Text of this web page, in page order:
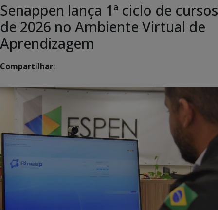
Senappen lança 1ª ciclo de cursos
de 2026 no Ambiente Virtual de
Aprendizagem
Compartilhar: